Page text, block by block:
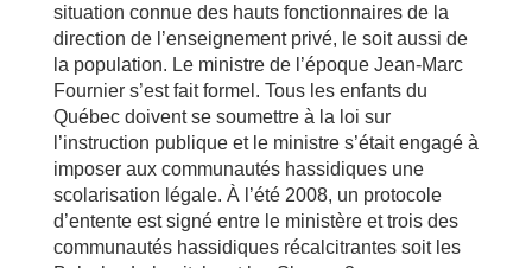
situation connue des hauts fonctionnaires de la
direction de l’enseignement privé, le soit aussi de
la population. Le ministre de l’époque Jean-Marc
Fournier s’est fait formel. Tous les enfants du
Québec doivent se soumettre à la loi sur
l’instruction publique et le ministre s’était engagé à
imposer aux communautés hassidiques une
scolarisation légale. À l’été 2008, un protocole
d’entente est signé entre le ministère et trois des
communautés hassidiques récalcitrantes soit les